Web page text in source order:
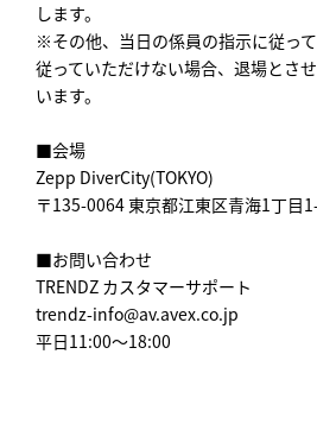
します。
※その他、当日の係員の指示に従っ
従っていただけない場合、退場とさ
います。
■会場
Zepp DiverCity(TOKYO)
〒135-0064 東京都江東区青海1丁目
■お問い合わせ
TRENDZ カスタマーサポート
trendz-info@av.avex.co.jp
平日11:00～18:00